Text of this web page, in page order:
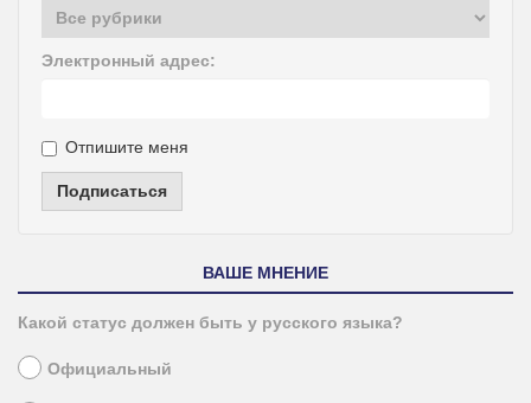
Электронный адрес:
Отпишите меня
Подписаться
ВАШЕ МНЕНИЕ
Какой статус должен быть у русского языка?
Официальный